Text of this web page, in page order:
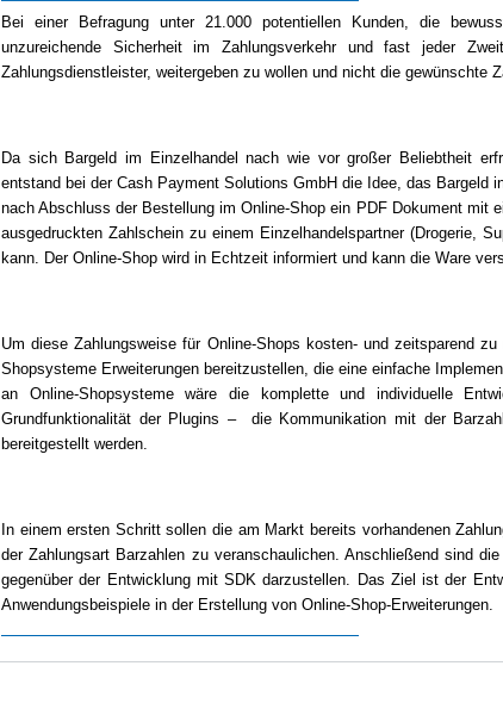
Bei einer Befragung unter 21.000 potentiellen Kunden, die
unzureichende Sicherheit im Zahlungsverkehr und fast jeder
Zahlungsdienstleister, weitergeben zu wollen und nicht die gewünschte
Da sich Bargeld im Einzelhandel nach wie vor großer Beliebtheit
entstand bei der Cash Payment Solutions GmbH die Idee, das Bargeld
nach Abschluss der Bestellung im Online-Shop ein PDF Dokument mit
ausgedruckten Zahlschein zu einem Einzelhandelspartner (Drogerie,
kann. Der Online-Shop wird in Echtzeit informiert und kann die Ware
Um diese Zahlungsweise für Online-Shops kosten- und zeitsparend
Shopsysteme Erweiterungen bereitzustellen, die eine einfache
an Online-Shopsysteme wäre die komplette und individuelle
Grundfunktionalität der Plugins – die Kommunikation mit der
bereitgestellt werden.
In einem ersten Schritt sollen die am Markt bereits vorhandenen
der Zahlungsart Barzahlen zu veranschaulichen. Anschließend sind
gegenüber der Entwicklung mit SDK darzustellen. Das Ziel ist der
Anwendungsbeispiele in der Erstellung von Online-Shop-Erweiterungen.